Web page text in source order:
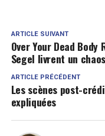
ARTICLE SUIVANT
Over Your Dead Body
Segel livrent un
ARTICLE PRÉCÉDENT
Les scènes post-
expliquées